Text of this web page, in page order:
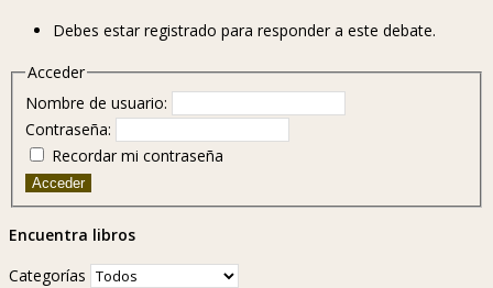
Debes estar registrado para responder a este debate.
Acceder
Nombre de usuario:
Contraseña:
Recordar mi contraseña
Acceder
Encuentra libros
Categorías